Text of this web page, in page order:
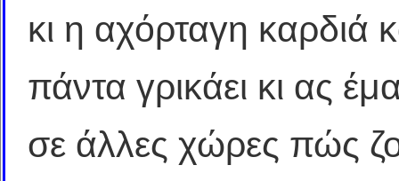
κι η αχόρταγη καρδιά
πάντα γρικάει κι ας
σε άλλες χώρες πώς